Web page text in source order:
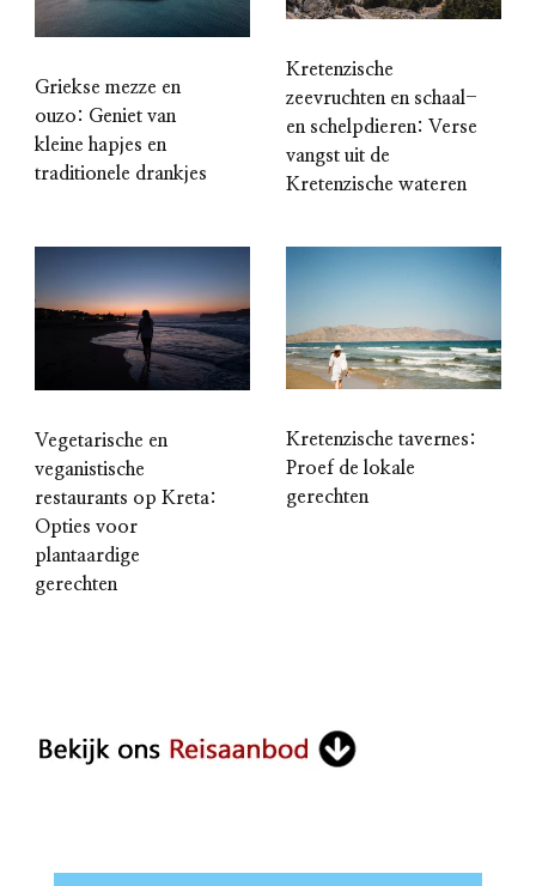
Griekse mezze en
ouzo: Geniet van
kleine hapjes en
traditionele drankjes
Kretenzische
zeevruchten en schaal-
en schelpdieren: Verse
vangst uit de
Kretenzische wateren
Vegetarische en
veganistische
restaurants op Kreta:
Opties voor
plantaardige
gerechten
Kretenzische tavernes:
Proef de lokale
gerechten